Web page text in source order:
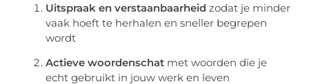
Uitspraak en verstaanbaarheid zodat je minder
vaak hoeft te herhalen en sneller begrepen
wordt
Actieve woordenschat met woorden die je
echt gebruikt in jouw werk en leven